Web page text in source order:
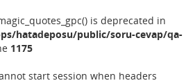
is deprecated in
hatadeposu/public/soru-cevap/qa-
1175
start session when headers